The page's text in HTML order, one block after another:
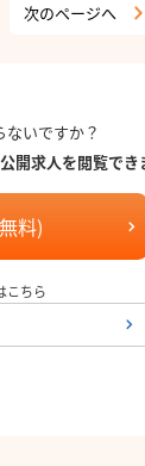
次のページへ
いですか？
開求人を閲覧でき
料)
こちら